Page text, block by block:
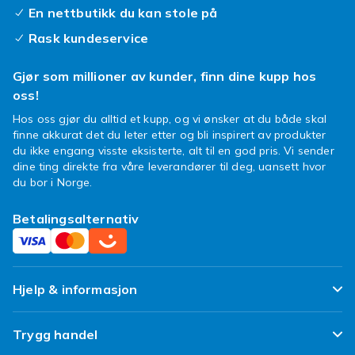
og løpere som trenger ekstra støtabsorpsjon.
styrker føttene. De fleste finner sin sweet
miste følelsen.
Løpesko for både korte og
lange turer
En rask morgenløpetur krever ikke samme sko
som et maraton. Men med et par allsidige
løpesko for herrer kan du dekke de fleste
distanser uten å gå på kompromiss med
komfort eller ytelse.
når du ikke løper
En nettbutikk du kan stole på
Rask kundeservice
Gjør som millioner av kunder, finn dine kupp hos
oss!
Hos oss gjør du alltid et kupp, og vi ønsker at du både skal
finne akkurat det du leter etter og bli inspirert av produkter
du ikke engang visste eksisterte, alt til en god pris. Vi sender
dine ting direkte fra våre leverandører til deg, uansett hvor
du bor i Norge.
Betalingsalternativ
Hjelp & informasjon
Ofte stilte spørsmål
Trygg handel